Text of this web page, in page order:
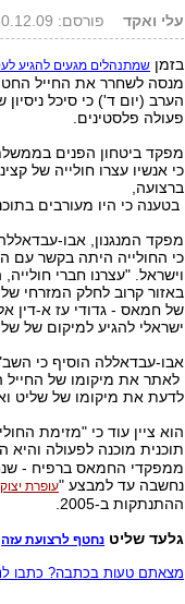
עלי ואקד פורסם: 30.12.09, 20:25
בזמן שמתנהלים מגעים להגיע
מנסה לשחרר את החייל
הערב (יום ד') כי סיכל
פעולה פלסטינים.
מפקד ביטחון הפנים
כי אנשיו עצרו חולייה של
ברצועה,
בטענה כי היו מעורבים
מפקד המנגנון, אבו-
כי החולייה היתה בקשר עם
וישראל. "עצרנו חברי
באזור קרוב לחלק המזרחי
של חמאס - גדודי עז א-דין
ישראלי להגיע למיקום של
אבו-עבדאללה הוסיף כי
לאתר את מיקומו של
לדעת את מיקומו של שליט
הוא ציין עוד כי "מזימת
תוכנית מוכנה לפעולה
ממפקדי החמאס ברפיח -
נחשבה עד למבצע "עופרת
ההתנתקות ב-2005.
גלעד שליט נחטף לרצועת עזה
מצאתם טעות בכתבה? כתבו